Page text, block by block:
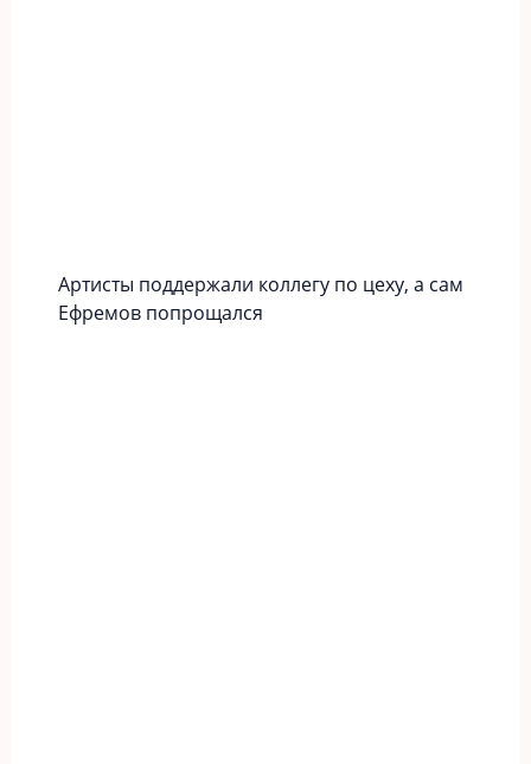
Артисты поддержали коллегу по цеху, а сам
Ефремов попрощался